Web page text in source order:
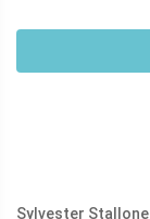
Sylvester